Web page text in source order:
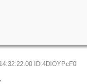
ID:4DIOYPcF0